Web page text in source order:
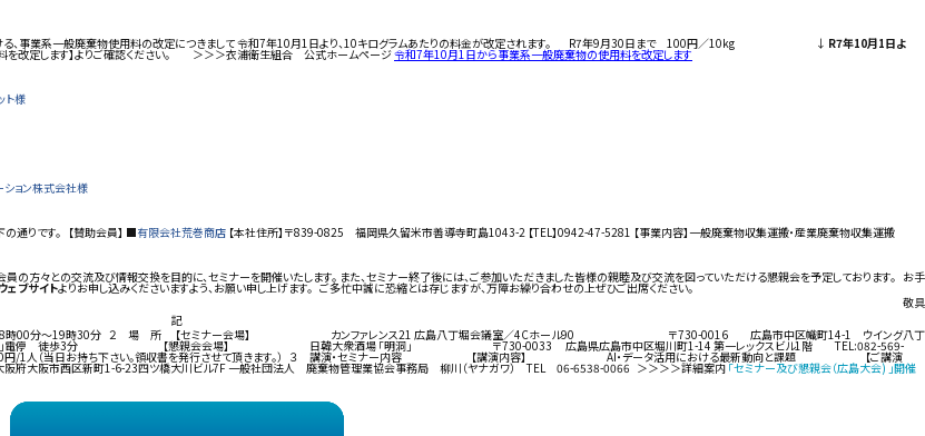
における、事業系一般廃棄物使用料の改定につきまして 令和7年10月1日より、10キログラムあたりの料金が改定されます。 R7年9月30日まで 100円／10kg ↓ R7年10月1日よ
改定します】よりご確認ください。 ＞＞＞衣浦衛生組合 公式ホームページ令和7年10月1日から事業系一般廃棄物の使用料を改定します
ト様
ション株式会社様
通りです。 【賛助会員】 ■有限会社荒巻商店 【本社住所】〒839-0825 福岡県久留米市善導寺町島1043-2 【TEL】0942-47-5281 【事業内容】一般廃棄物収集運搬・産業廃棄物収集運搬
の方々との交流及び情報交換を目的に、セミナーを開催いたします。 また、セミナー終了後には、ご参加いただきました皆様の親睦及び交流を図っていただける懇親会を予定しております。 お手
ェブサイトよりお申し込みくださいますよう、お願い申し上げます。 ご多忙中誠に恐縮とは存じますが、万障お繰り合わせの上ぜひご出席ください。
敬具
記
時00分～19時30分 ２ 場 所 【セミナー会場】 カンファレンス21 広島八丁堀会議室／4Cホール90 〒730-0016 広島市中区幟町14-1 ウイング八丁
停 徒歩3分 【懇親会会場】 日韓大衆酒場 「明洞」 〒730-0033 広島県広島市中区堀川町1-14 第一レックスビル1階 TEL:082-569-
（当日お持ち下さい。領収書を発行させて頂きます。） ３ 講演・セミナー内容 【講演内容】 AI・データ活用における最新動向と課題 【ご講演
区新町1-6-23四ツ橋大川ビル7F 一般社団法人 廃棄物管理業協会事務局 柳川（ヤナガワ） TEL 06-6538-0066 ＞＞＞＞詳細案内「セミナー及び懇親会（広島大会) 」開催